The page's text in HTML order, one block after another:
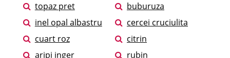
topaz pret
buburuza
inel opal albastru
cercei cruciulita
cuart roz
citrin
aripi inger
rubin